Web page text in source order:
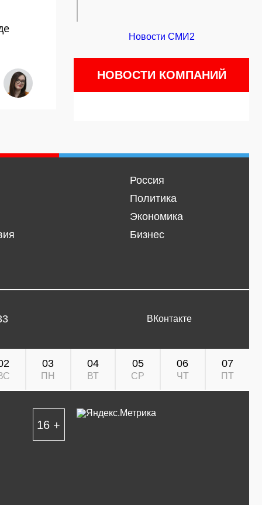
Новости СМИ2
НОВОСТИ КОМПАНИЙ
Россия
Политика
Экономика
Бизнес
ВКонтакте
03
ПН
04
ВТ
05
СР
06
ЧТ
07
ПТ
16 +